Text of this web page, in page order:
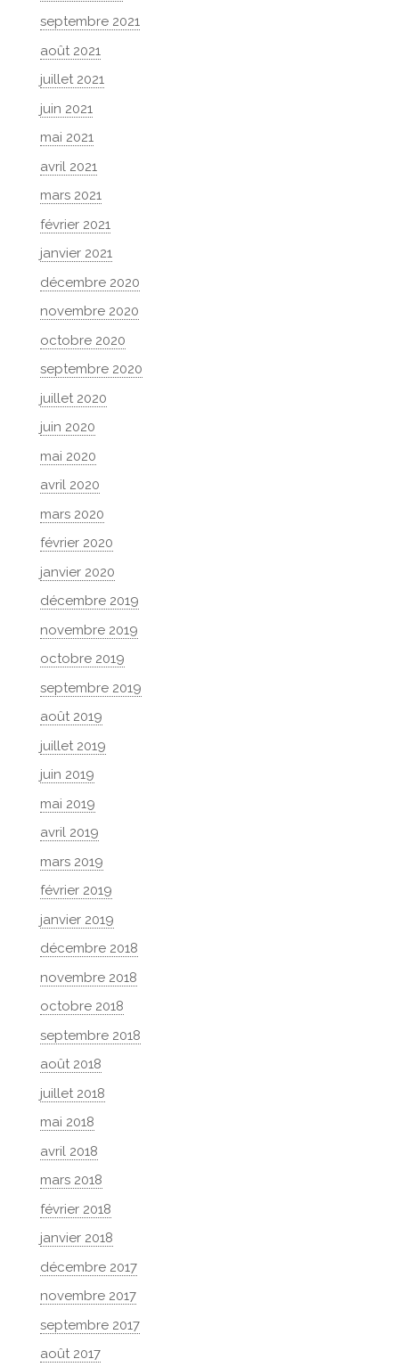
septembre 2021
août 2021
juillet 2021
juin 2021
mai 2021
avril 2021
mars 2021
février 2021
janvier 2021
décembre 2020
novembre 2020
octobre 2020
septembre 2020
juillet 2020
juin 2020
mai 2020
avril 2020
mars 2020
février 2020
janvier 2020
décembre 2019
novembre 2019
octobre 2019
septembre 2019
août 2019
juillet 2019
juin 2019
mai 2019
avril 2019
mars 2019
février 2019
janvier 2019
décembre 2018
novembre 2018
octobre 2018
septembre 2018
août 2018
juillet 2018
mai 2018
avril 2018
mars 2018
février 2018
janvier 2018
décembre 2017
novembre 2017
septembre 2017
août 2017